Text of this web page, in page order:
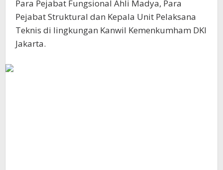
Para Pejabat Fungsional Ahli Madya, Para
Pejabat Struktural dan Kepala Unit Pelaksana
Teknis di lingkungan Kanwil Kemenkumham DKI
Jakarta.